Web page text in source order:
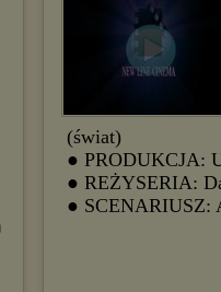
(świat)
● PRODUKCJA:
● REŻYSERIA:
● SCENARIUSZ: